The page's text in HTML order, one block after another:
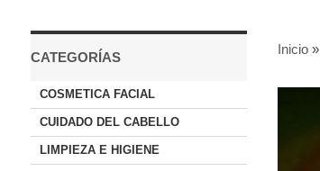
CATEGORÍAS
COSMETICA FACIAL
CUIDADO DEL CABELLO
LIMPIEZA E HIGIENE
Inicio»